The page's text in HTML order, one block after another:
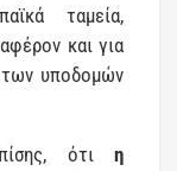
ταμεία,
και για
των υποδομών
ότι η